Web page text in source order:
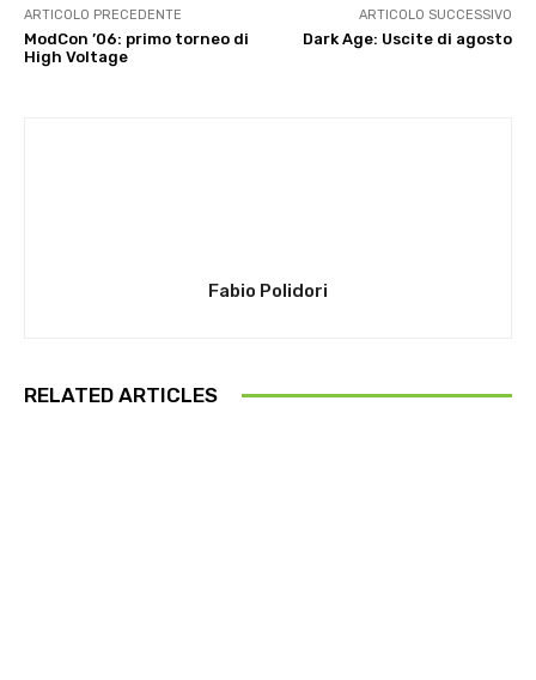
ARTICOLO PRECEDENTE
ModCon ’06: primo torneo di
High Voltage
ARTICOLO SUCCESSIVO
Dark Age: Uscite di agosto
Fabio Polidori
RELATED ARTICLES